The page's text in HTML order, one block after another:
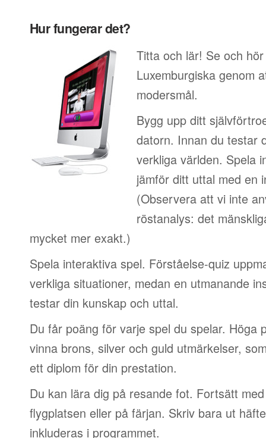
Hur fungerar det?
Titta och lär! Se och
Luxemburgiska genom
modersmål.
Bygg upp ditt
datorn. Innan du testar
verkliga världen. Spela
jämför ditt uttal med en
(Observera att vi inte
röstanalys: det
mycket mer exakt.)
Spela interaktiva spel. Förståelse-quiz
verkliga situationer, medan en utmanande
testar din kunskap och uttal.
Du får poäng för varje spel du spelar. Höga
vinna brons, silver och guld utmärkelser,
ett diplom för din prestation.
Du kan lära dig på resande fot. Fortsätt
flygplatsen eller på färjan. Skriv bara ut
inkluderas i programmet.